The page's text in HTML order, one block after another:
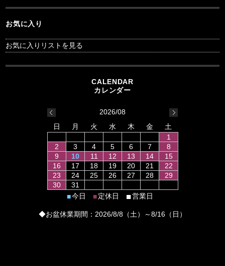
お気に入り
お気に入りリストを見る
2026/08
日
月 火 水 木 金
土
1
2
3 4 5 6 7
8
9
10 11 12 13 14
15
16
17 18 19 20 21
22
23
24 25 26 27 28
29
30
31
■今日 ■定休日 ■営業日
◆お盆休業期間：2026/8/8（土）～8/16（日）